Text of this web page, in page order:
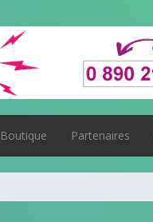
Boutique Partenaires